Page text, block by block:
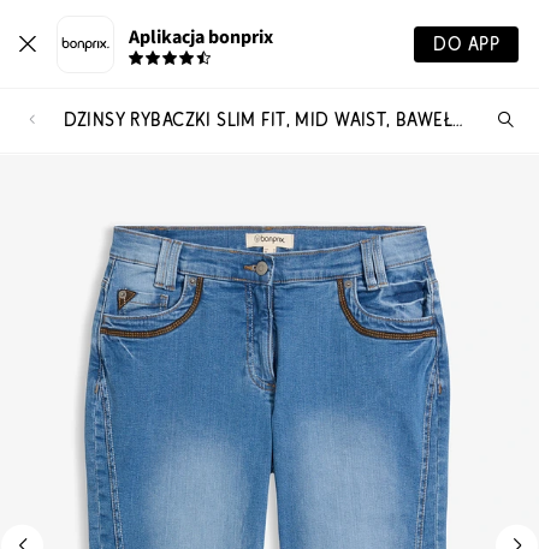
Aplikacja bonprix DO APP
DŻINSY RYBACZKI SLIM FIT, MID WAIST, BAWEŁNA